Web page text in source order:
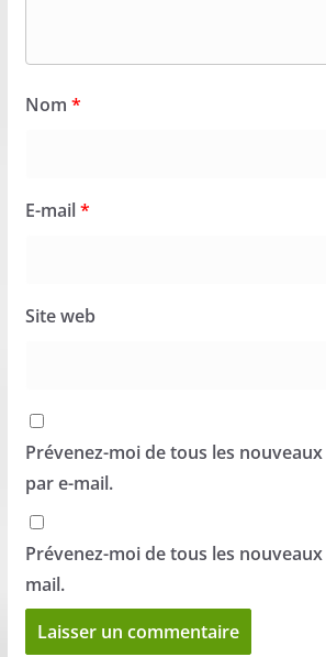
Nom *
E-mail*
Site web
Prévenez-moi de tous les
par e-mail.
Prévenez-moi de tous les
mail.